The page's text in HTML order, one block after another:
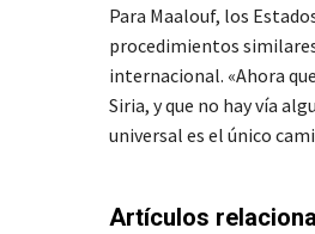
Para Maalouf, los
procedimientos
internacional. «Ahora
Siria, y que no hay vía
universal es el único
Artículos